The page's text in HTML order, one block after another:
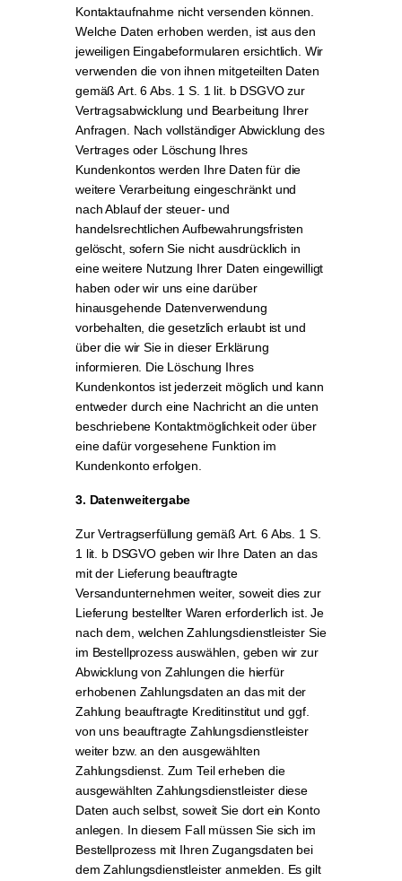
Kontaktaufnahme nicht versenden können.
Welche Daten erhoben werden, ist aus den
jeweiligen Eingabeformularen ersichtlich. Wir
verwenden die von ihnen mitgeteilten Daten
gemäß Art. 6 Abs. 1 S. 1 lit. b DSGVO zur
Vertragsabwicklung und Bearbeitung Ihrer
Anfragen. Nach vollständiger Abwicklung des
Vertrages oder Löschung Ihres
Kundenkontos werden Ihre Daten für die
weitere Verarbeitung eingeschränkt und
nach Ablauf der steuer- und
handelsrechtlichen Aufbewahrungsfristen
gelöscht, sofern Sie nicht ausdrücklich in
eine weitere Nutzung Ihrer Daten eingewilligt
haben oder wir uns eine darüber
hinausgehende Datenverwendung
vorbehalten, die gesetzlich erlaubt ist und
über die wir Sie in dieser Erklärung
informieren. Die Löschung Ihres
Kundenkontos ist jederzeit möglich und kann
entweder durch eine Nachricht an die unten
beschriebene Kontaktmöglichkeit oder über
eine dafür vorgesehene Funktion im
Kundenkonto erfolgen.
3. Datenweitergabe
Zur Vertragserfüllung gemäß Art. 6 Abs. 1 S.
1 lit. b DSGVO geben wir Ihre Daten an das
mit der Lieferung beauftragte
Versandunternehmen weiter, soweit dies zur
Lieferung bestellter Waren erforderlich ist. Je
nach dem, welchen Zahlungsdienstleister Sie
im Bestellprozess auswählen, geben wir zur
Abwicklung von Zahlungen die hierfür
erhobenen Zahlungsdaten an das mit der
Zahlung beauftragte Kreditinstitut und ggf.
von uns beauftragte Zahlungsdienstleister
weiter bzw. an den ausgewählten
Zahlungsdienst. Zum Teil erheben die
ausgewählten Zahlungsdienstleister diese
Daten auch selbst, soweit Sie dort ein Konto
anlegen. In diesem Fall müssen Sie sich im
Bestellprozess mit Ihren Zugangsdaten bei
dem Zahlungsdienstleister anmelden. Es gilt